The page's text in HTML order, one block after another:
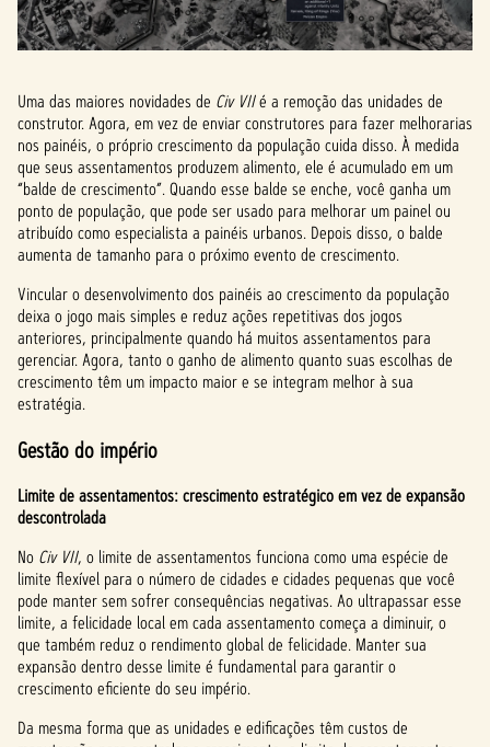
Uma das maiores novidades de Civ VIIé a remoção das unidades de
construtor. Agora, em vez de enviar construtores para fazer melhorarias
nos painéis, o próprio crescimento da população cuida disso. À medida
que seus assentamentos produzem alimento, ele é acumulado em um
“balde de crescimento”. Quando esse balde se enche, você ganha um
ponto de população, que pode ser usado para melhorar um painel ou
atribuído como especialista a painéis urbanos. Depois disso, o balde
aumenta de tamanho para o próximo evento de crescimento.
Vincular o desenvolvimento dos painéis ao crescimento da população
deixa o jogo mais simples e reduz ações repetitivas dos jogos
anteriores, principalmente quando há muitos assentamentos para
gerenciar. Agora, tanto o ganho de alimento quanto suas escolhas de
crescimento têm um impacto maior e se integram melhor à sua
estratégia.
Gestão do império
Limite de assentamentos: crescimento estratégico em vez de expansão
descontrolada
No Civ VII, o limite de assentamentos funciona como uma espécie de
limite flexível para o número de cidades e cidades pequenas que você
pode manter sem sofrer consequências negativas. Ao ultrapassar esse
limite, a felicidade local em cada assentamento começa a diminuir, o
que também reduz o rendimento global de felicidade. Manter sua
expansão dentro desse limite é fundamental para garantir o
crescimento eficiente do seu império.
Da mesma forma que as unidades e edificações têm custos de